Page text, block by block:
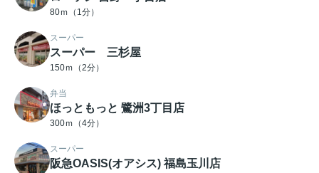
80ｍ（1分）
スーパー
スーパー 三杉屋
150ｍ（2分）
弁当
ほっともっと 鷺洲3丁目店
300ｍ（4分）
スーパー
阪急OASIS(オアシス) 福島玉川店